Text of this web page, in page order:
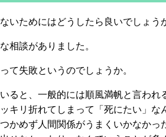
いためにはどうしたら良いでしょう
相談がありました。
て失敗というのでしょうか。
ると、一般的には順風満帆と言われ
キリ折れてしまって「死にたい」な
かめず人間関係がうまくいかなかっ